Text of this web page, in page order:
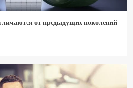
от предыдущих поколений